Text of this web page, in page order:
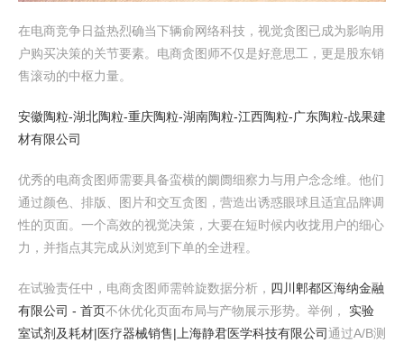
在电商竞争日益热烈确当下辆俞网络科技，视觉贪图已成为影响用
户购买决策的关节要素。电商贪图师不仅是好意思工，更是股东销
售滚动的中枢力量。
安徽陶粒-湖北陶粒-重庆陶粒-湖南陶粒-江西陶粒-广东陶粒-战果建
材有限公司
优秀的电商贪图师需要具备蛮横的阛阓细察力与用户念念维。他们
通过颜色、排版、图片和交互贪图，营造出诱惑眼球且适宜品牌调
性的页面。一个高效的视觉决策，大要在短时候内收拢用户的细心
力，并指点其完成从浏览到下单的全进程。
在试验责任中，电商贪图师需斡旋数据分析， 四川郫都区海纳金融
有限公司 - 首页不休优化页面布局与产物展示形势。举例， 实验
室试剂及耗材|医疗器械销售|上海静君医学科技有限公司通过A/B测